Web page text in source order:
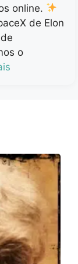
online.
de Elon
o